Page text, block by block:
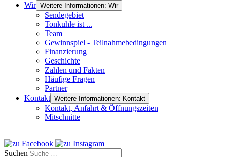
Wir Weitere Informationen: Wir
Sendegebiet
Tonkuhle ist ...
Team
Gewinnspiel - Teilnahmebedingungen
Finanzierung
Geschichte
Zahlen und Fakten
Häufige Fragen
Partner
Kontakt Weitere Informationen: Kontakt
Kontakt, Anfahrt & Öffnungszeiten
Mitschnitte
Suchen